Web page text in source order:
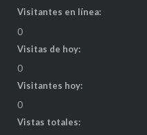
Visitantes en línea:
0
Visitas de hoy:
0
Visitantes hoy:
0
Vistas totales: